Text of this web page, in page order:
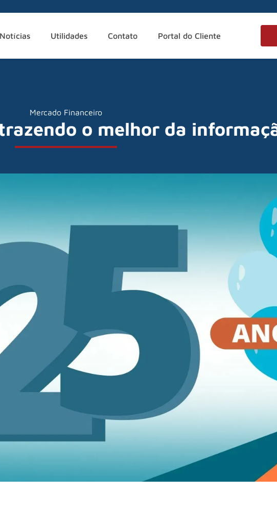
Notícias Utilidades Contato Portal do Cliente
Mercado Financeiro
o melhor da